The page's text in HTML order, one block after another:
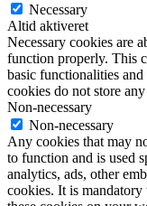
Necessary
Altid aktiveret
Necessary cookies are
function properly. This
basic functionalities
cookies do not store
Non-necessary
Non-necessary
Any cookies that may
to function and is used
analytics, ads, other
cookies. It is mandatory